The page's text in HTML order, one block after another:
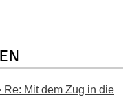
Re: Mit dem Zug in die